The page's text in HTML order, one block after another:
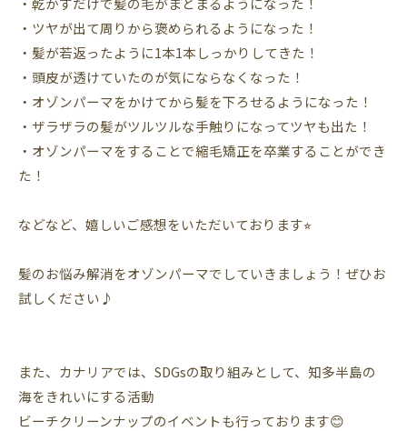
・ツヤが出て周りから褒められるようになった！
・髪が若返ったように1本1本しっかりしてきた！
・頭皮が透けていたのが気にならなくなった！
・オゾンパーマをかけてから髪を下ろせるようになった！
・ザラザラの髪がツルツルな手触りになってツヤも出た！
・オゾンパーマをすることで縮毛矯正を卒業することができ
た！
などなど、嬉しいご感想をいただいております⭐︎
髪のお悩み解消をオゾンパーマでしていきましょう！ぜひお
試しください♪
また、カナリアでは、SDGsの取り組みとして、知多半島の
海をきれいにする活動
ビーチクリーンナップのイベントも行っております😊